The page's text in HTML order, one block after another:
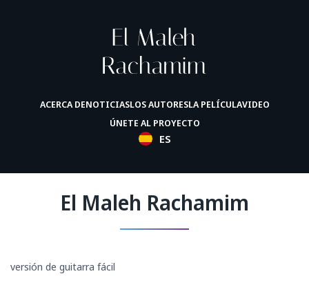
ACERCA DENOTICIASLOS AUTORESLA PELÍCULAVIDEO
ÚNETE AL PROYECTO
ES
El Maleh Rachamim
versión de guitarra fácil